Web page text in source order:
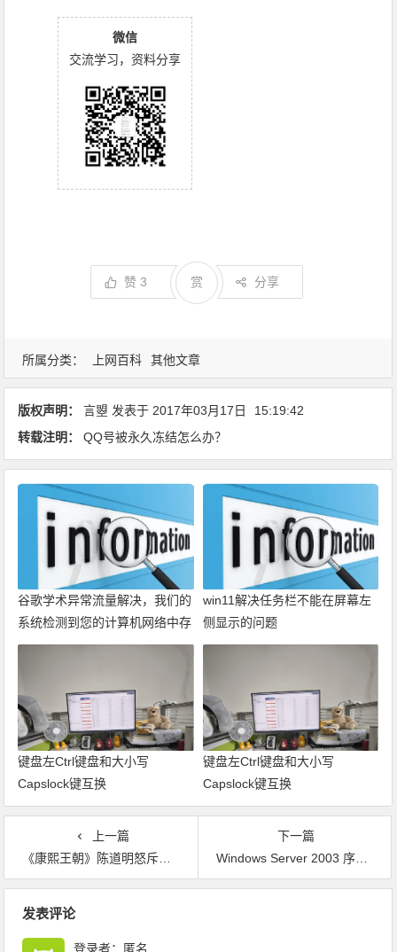
微信
交流学习，资料分享
赞3 分享
赏
所属分类： 上网百科 其他文章
版权声明： 言曌 发表于 2017年03月17日
15:19:42
转载注明：
QQ号被永久冻结怎么办？
谷歌学术异常流量解决，我们的
系统检测到您的计算机网络中存
在异常流量。请稍后重新发送请
win11解决任务栏不能在屏幕左
侧显示的问题
键盘左Ctrl键盘和大小写
Capslock键互换
键盘左Ctrl键盘和大小写
Capslock键互换
上一篇
《康熙王朝》陈道明怒斥群臣
下一篇
Windows Server 2003 序列号（有效）
发表评论
登录者：匿名